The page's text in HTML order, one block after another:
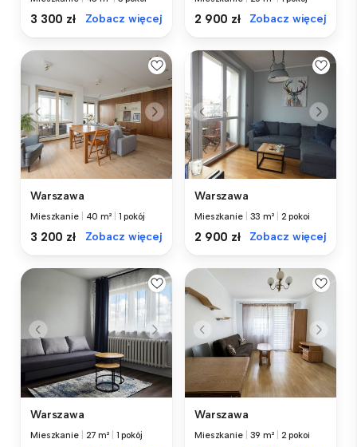
3 300 zł Zobacz więcej 2 900 zł Zobacz więcej
Warszawa
Mieszkanie 40 m² 1 pokój
3 200 zł Zobacz więcej
Warszawa
Mieszkanie 33 m² 2 pokoi
2 900 zł Zobacz więcej
Warszawa
Mieszkanie 27 m² 1 pokój
Warszawa
Mieszkanie 39 m² 2 pokoi